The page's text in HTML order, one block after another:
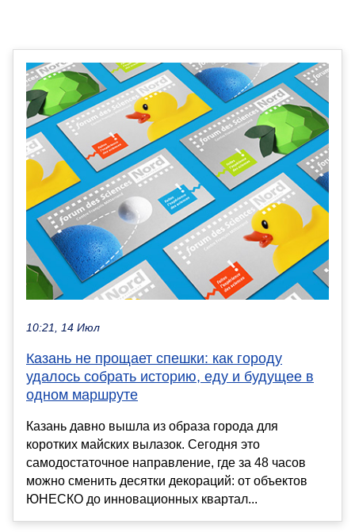
10:21, 14 Июл
Казань не прощает спешки: как городу
удалось собрать историю, еду и будущее в
одном маршруте
Казань давно вышла из образа города для
коротких майских вылазок. Сегодня это
самодостаточное направление, где за 48 часов
можно сменить десятки декораций: от объектов
ЮНЕСКО до инновационных квартал...